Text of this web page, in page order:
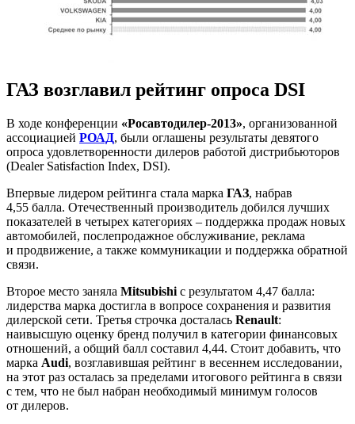
ГАЗ возглавил рейтинг опроса DSI
В ходе конференции «Росавтодилер-2013», организованной
ассоциацией РОАД, были оглашены результаты девятого
опроса удовлетворенности дилеров работой дистрибьюторов
(Dealer Satisfaction Index, DSI).
Впервые лидером рейтинга стала марка ГАЗ, набрав
4,55 балла. Отечественный производитель добился лучших
показателей в четырех категориях – поддержка продаж новых
автомобилей, послепродажное обслуживание, реклама
и продвижение, а также коммуникации и поддержка обратной
связи.
Второе место заняла Mitsubishi с результатом 4,47 балла:
лидерства марка достигла в вопросе сохранения и развития
дилерской сети. Третья строчка досталась Renault:
наивысшую оценку бренд получил в категории финансовых
отношений, а общий балл составил 4,44. Стоит добавить, что
марка Audi, возглавившая рейтинг в весеннем исследовании,
на этот раз осталась за пределами итогового рейтинга в связи
с тем, что не был набран необходимый минимум голосов
от дилеров.